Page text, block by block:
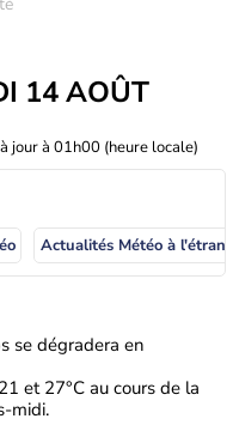
14 AOÛT
jour à 01h00 (heure locale)
se dégradera en
et 27°C au cours de la
midi.